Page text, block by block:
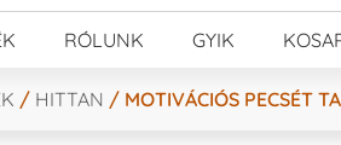
RÓLUNK GYIK
/ HITTAN / MOTIVÁCIÓS PECSÉT